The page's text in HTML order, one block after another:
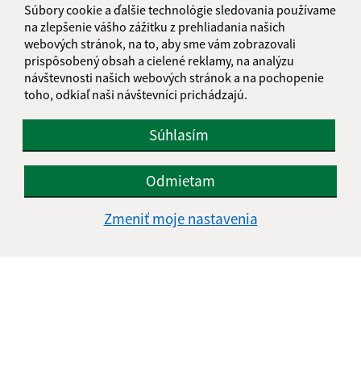
Súbory cookie a ďalšie technológie sledovania používame
na zlepšenie vášho zážitku z prehliadania našich
webových stránok, na to, aby sme vám zobrazovali
prispôsobený obsah a cielené reklamy, na analýzu
návštevnosti našich webových stránok a na pochopenie
toho, odkiaľ naši návštevníci prichádzajú.
Súhlasím
Odmietam
Zmeniť moje nastavenia
info@cizatice.sk
+421 556 990 431
IČO: 00324086